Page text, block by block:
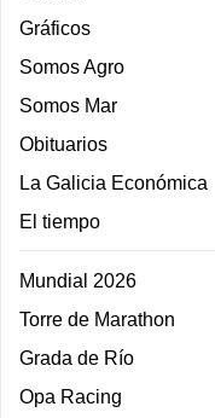
Gráficos
Somos Agro
Somos Mar
Obituarios
La Galicia Económica
El tiempo
Mundial 2026
Torre de Marathon
Grada de Río
Opa Racing